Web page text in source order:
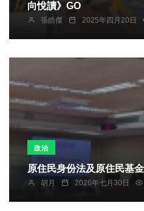
向悅讀》GO
張皓傑 2025年四月20日
政治
原住民身份法及原住民基
胡月 2026年七月30日